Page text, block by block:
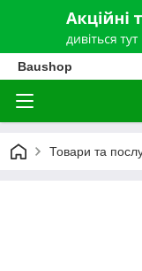
Baushop
Товари та